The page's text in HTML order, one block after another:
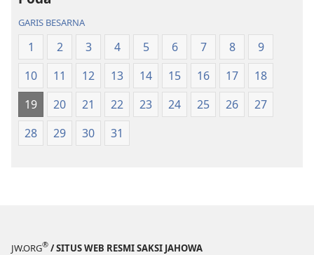
Naeng
Mangolu
di
Tano
na
Imbaru
Naeng
Mangolu
di
Tano
na
Imbaru
GARIS BESARNA
1 2 3 4 5 6 7 8
9
10
11 12 13 14 15 16 17
18
19
20 21 22 23 24 25 26
27
28
29 30 31
JW.ORG® / SITUS WEB RESMI SAKSI JAHOWA